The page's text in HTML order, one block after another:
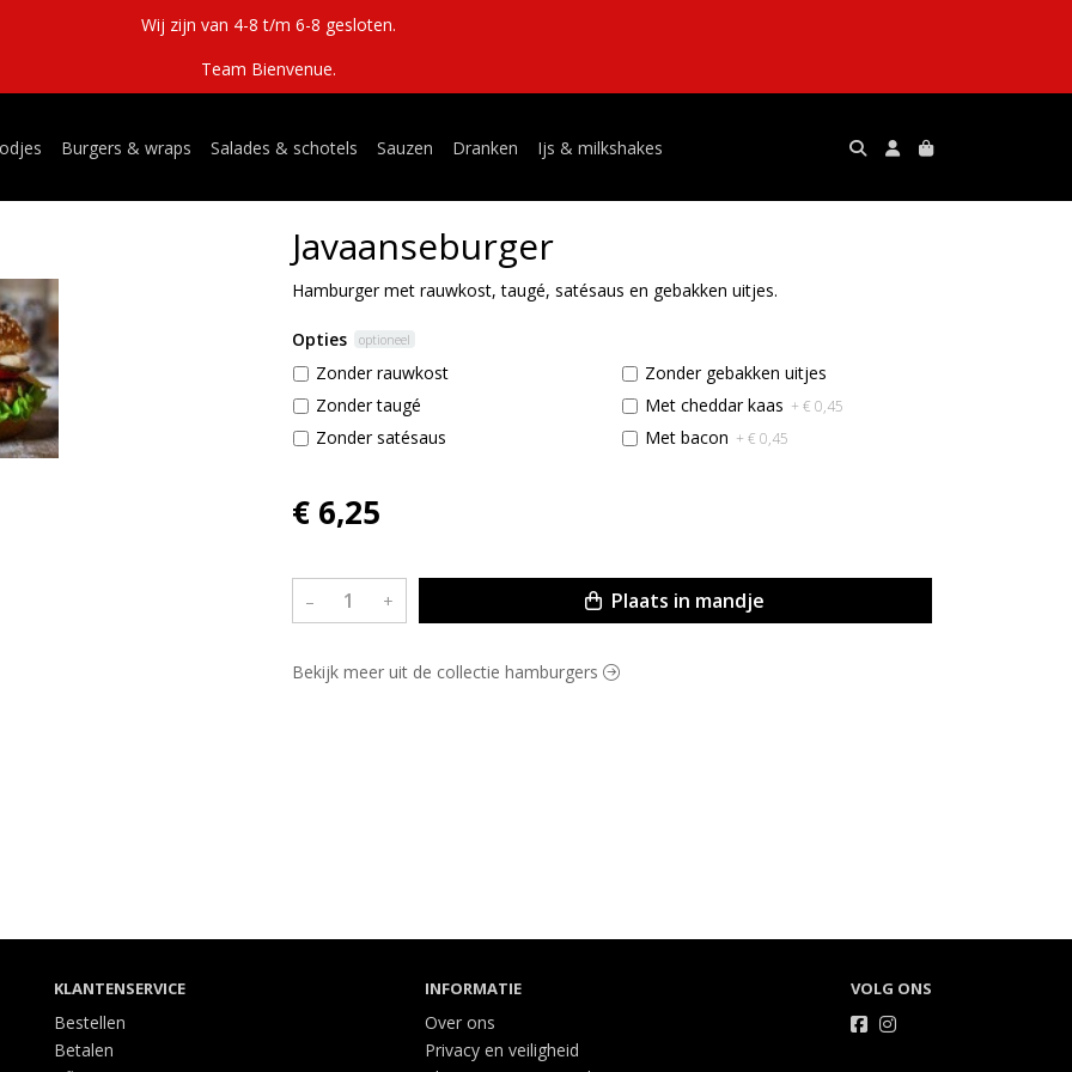
Wij zijn van 4-8 t/m 6-8 gesloten.
Team Bienvenue.
Burgers & wraps Salades & schotels Sauzen Dranken Ijs & milkshakes
Javaanseburger
Hamburger met rauwkost, taugé, satésaus en gebakken uitjes.
Opties optioneel
Zonder rauwkost
Zonder taugé
Zonder satésaus
Zonder gebakken uitjes
Met cheddar kaas + € 0,45
Met bacon + € 0,45
€ 6,25
– + Plaats in mandje
Bekijk meer uit de collectie hamburgers
KLANTENSERVICE
Bestellen
Betalen
INFORMATIE
Over ons
Privacy en veiligheid
VOLG ONS